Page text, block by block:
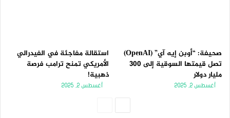
صحيفة: “أوبن إيه آي” (OpenAI)
تصل قيمتها السوقية إلى 300
مليار دولار
أغسطس 2, 2025
استقالة مفاجئة في الفيدرالي
الأمريكي تمنح ترامب فرصة
ذهبية!
أغسطس 2, 2025